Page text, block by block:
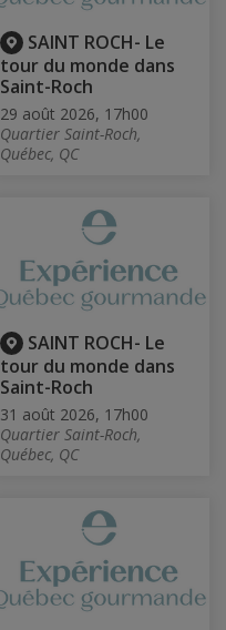
SAINT ROCH- Le
tour du monde dans
Saint-Roch
29 août 2026, 17h00
Quartier Saint-Roch,
Québec, QC
SAINT ROCH- Le
tour du monde dans
Saint-Roch
31 août 2026, 17h00
Quartier Saint-Roch,
Québec, QC